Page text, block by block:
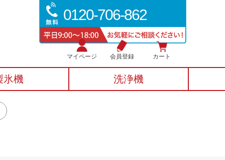
0120-706-862
マイページ 会員登録 カート
氷機 洗浄機